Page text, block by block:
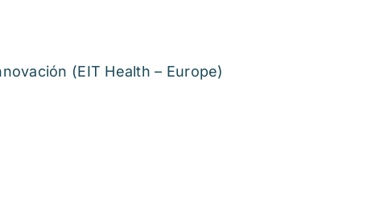
(EIT Health – Europe)